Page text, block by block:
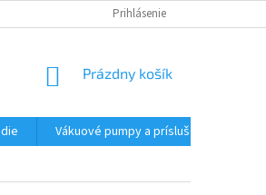
PODMIENKY OCHRANY
Prihlásenie
NÁKUPNÝ
Prázdny košík
Vákuové pumpy a príslušenstvo